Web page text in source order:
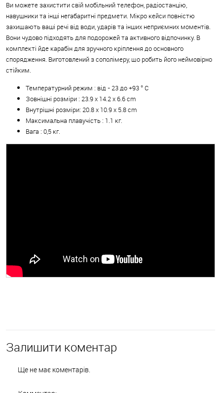
Ви можете захистити свій мобільний телефон, радіостанцію,
навушники та інші негабаритні предмети. Мікро кейси повністю
захищають ваші речі від води, ударів та інших неприємних моментів.
Вони чудово підходять для подорожей та активного відпочинку. В
комплекті йде карабін для зручного кріплення до основного
спорядження. Виготовлений з сополімеру, що робить його неймовірно
стійким.
Температурний режим : від - 23 до +93 ° C
Зовнішні розміри : 23.9 x 14.2 x 6.6 cm
Внутрішні розміри: 20.8 x 10.9 x 5.8 cm
Максимальна плавучість : 1.1 кг.
Вага : 0,5 кг.
Залишити коментар
Ще не має коментарів.